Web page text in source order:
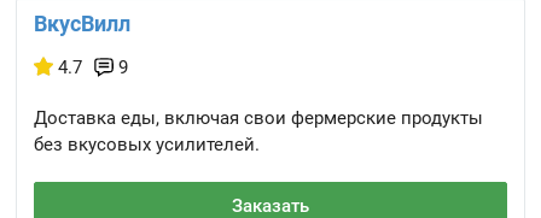
ВкусВилл
4.7 9
Доставка еды, включая свои фермерские продукты
без вкусовых усилителей.
Заказать